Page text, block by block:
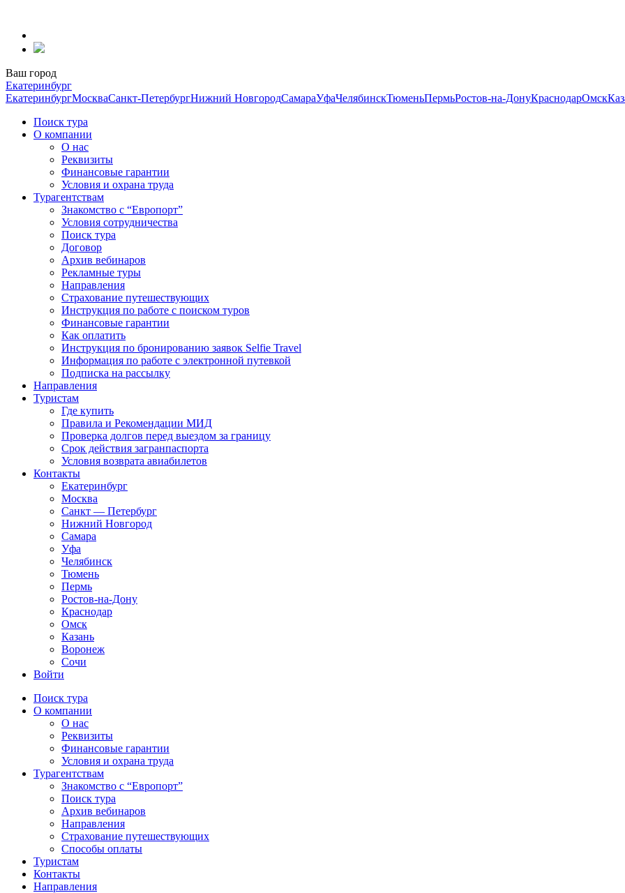
содержанию
Ваш город
Екатеринбург
ЕкатеринбургМоскваСанкт-ПетербургНижний НовгородСамараУфаЧелябинскТюменьПермьРостов-на-ДонуКраснодарОмск
Поиск тура
О компании
О нас
Реквизиты
Финансовые гарантии
Условия и охрана труда
Турагентствам
Знакомство с “Европорт”
Условия сотрудничества
Поиск тура
Договор
Архив вебинаров
Рекламные туры
Направления
Страхование путешествующих
Инструкция по работе с поиском туров
Финансовые гарантии
Как оплатить
Инструкция по бронированию заявок Selfie Travel
Информация по работе с электронной путевкой
Подписка на рассылку
Направления
Туристам
Где купить
Правила и Рекомендации МИД
Проверка долгов перед выездом за границу
Срок действия загранпаспорта
Условия возврата авиабилетов
Контакты
Екатеринбург
Москва
Санкт — Петербург
Нижний Новгород
Самара
Уфа
Челябинск
Тюмень
Пермь
Ростов-на-Дону
Краснодар
Омск
Казань
Воронеж
Сочи
Войти
Поиск тура
О компании
О нас
Реквизиты
Финансовые гарантии
Условия и охрана труда
Турагентствам
Знакомство с “Европорт”
Поиск тура
Архив вебинаров
Направления
Страхование путешествующих
Способы оплаты
Туристам
Контакты
Направления